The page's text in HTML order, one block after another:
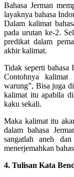
Bahasa Jerman
layaknya bahasa
Dalam kalimat
pada urutan ke-2.
predikat dalam
akhir kalimat.
Tidak seperti bahasa
Contohnya kalimat
warung”, Bisa juga
kalimat itu apabila
kaku sekali.
Maka kalimat itu
dalam bahasa
sangatlah aneh
menerjemahkan
4. Tulisan Kata